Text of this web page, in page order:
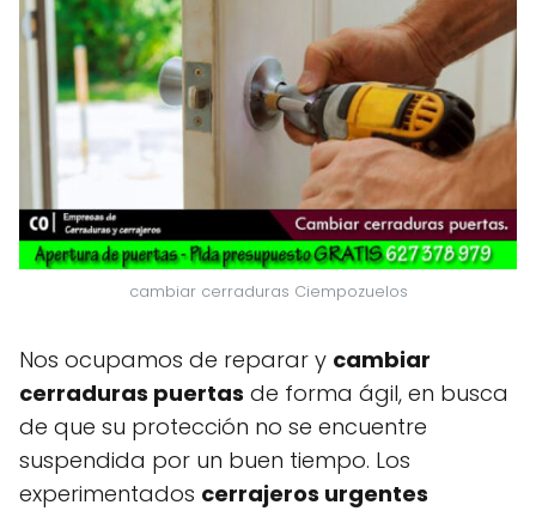
cambiar cerraduras Ciempozuelos
Nos ocupamos de reparar y cambiar
cerraduras puertas de forma ágil, en busca
de que su protección no se encuentre
suspendida por un buen tiempo. Los
experimentados cerrajeros urgentes